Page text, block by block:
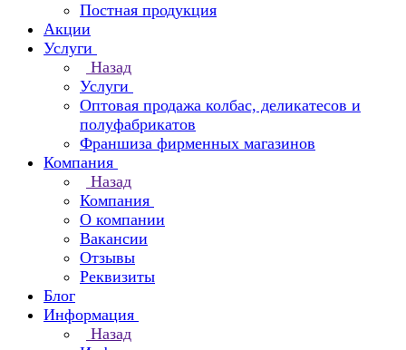
Постная продукция
Акции
Услуги
Назад
Услуги
Оптовая продажа колбас, деликатесов и
полуфабрикатов
Франшиза фирменных магазинов
Компания
Назад
Компания
О компании
Вакансии
Отзывы
Реквизиты
Блог
Информация
Назад